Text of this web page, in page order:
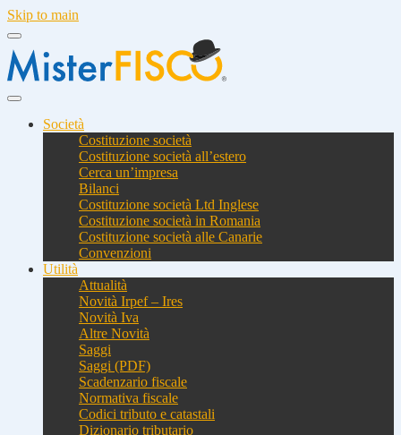
Skip to main
Società
Costituzione società
Costituzione società all’estero
Cerca un’impresa
Bilanci
Costituzione società Ltd Inglese
Costituzione società in Romania
Costituzione società alle Canarie
Convenzioni
Utilità
Attualità
Novità Irpef – Ires
Novità Iva
Altre Novità
Saggi
Saggi (PDF)
Scadenzario fiscale
Normativa fiscale
Codici tributo e catastali
Dizionario tributario